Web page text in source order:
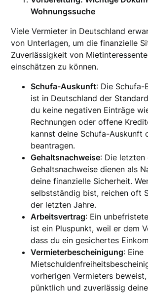
Wohnungssuche
Viele Vermieter in Deutschland
von Unterlagen, um die finanzielle
Zuverlässigkeit von
einschätzen zu können.
Schufa-Auskunft: Die Schufa-
ist in Deutschland der
du keine negativen Einträge
Rechnungen oder offene
kannst deine Schufa-Auskunft
beantragen.
Gehaltsnachweise: Die letzten
Gehaltsnachweise dienen als
deine finanzielle Sicherheit.
selbstständig bist, reichen oft
der letzten Jahre.
Arbeitsvertrag: Ein
ist ein Pluspunkt, weil er dem
dass du ein gesichertes
Vermieterbescheinigung: Eine
vorherigen Vermieters
pünktlich und zuverlässig